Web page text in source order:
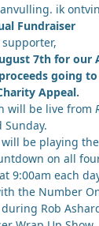
ik
Fundraiser
7th for our
going to
Appeal.
will be live from
Sunday.
be playing
on all
9:00am each
the Number
Rob